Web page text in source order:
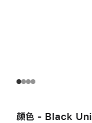
颜色 - Black